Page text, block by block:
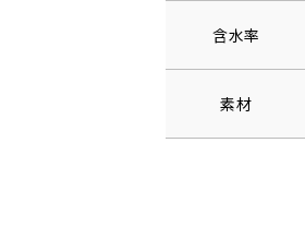
含水率
素材